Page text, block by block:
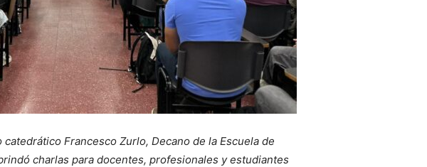
Francesco Zurlo, Decano de la Escuela de
charlas para docentes, profesionales y estudiantes